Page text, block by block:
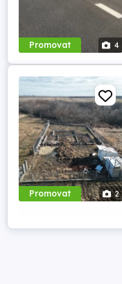
Promovat 4
Promovat 2